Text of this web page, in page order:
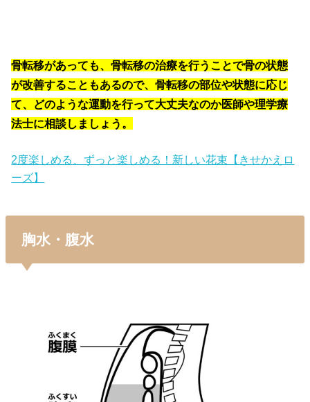
骨転移があっても、骨転移の治療を行うことで骨の状態
が改善することもあるので、骨転移の部位や状態に応じ
て、どのような運動を行って大丈夫なのか医師や理学療
法士に相談しましょう。
2度楽しめる、ずっと楽しめる！新しい花束【きせかえロ
ーズ】
胸水・腹水